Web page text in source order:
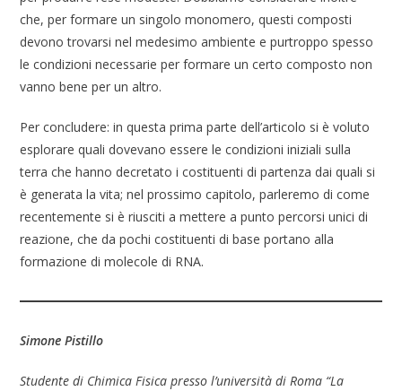
che, per formare un singolo monomero, questi composti
devono trovarsi nel medesimo ambiente e purtroppo spesso
le condizioni necessarie per formare un certo composto non
vanno bene per un altro.
Per concludere: in questa prima parte dell’articolo si è voluto
esplorare quali dovevano essere le condizioni iniziali sulla
terra che hanno decretato i costituenti di partenza dai quali si
è generata la vita; nel prossimo capitolo, parleremo di come
recentemente si è riusciti a mettere a punto percorsi unici di
reazione, che da pochi costituenti di base portano alla
formazione di molecole di RNA.
Simone Pistillo
Studente di Chimica Fisica presso l’università di Roma “La